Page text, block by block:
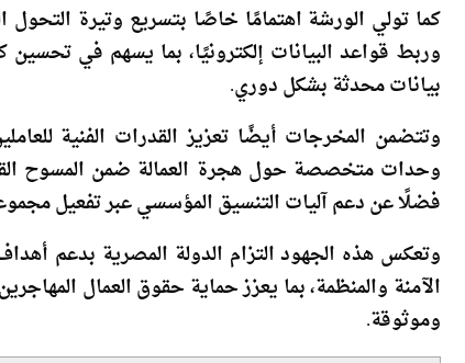
كما تولي الورشة اهتمامًا خاصًا بتسريع وتيرة
وربط قواعد البيانات إلكترونيًا، بما يسهم في
بيانات محدثة بشكل دوري.
وتتضمن المخرجات أيضًا تعزيز القدرات الفنية
وحدات متخصصة حول هجرة العمالة ضمن المسوح
فضلًا عن دعم آليات التنسيق المؤسسي عبر تفعيل
الآمنة والمنظمة، بما يعزز حماية حقوق العمال
وموثوقة.